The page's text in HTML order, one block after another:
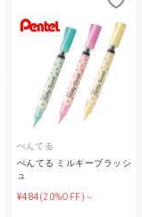
ぺんてる
ぺんてる ミルキーブラッシ
ュ
¥484(20%OFF)～